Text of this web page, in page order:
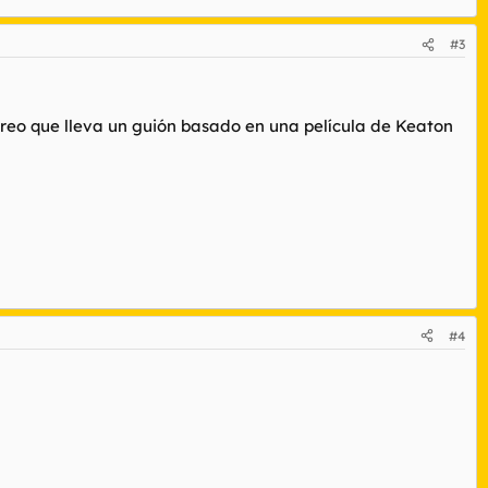
#3
que lleva un guión basado en una película de Keaton
#4